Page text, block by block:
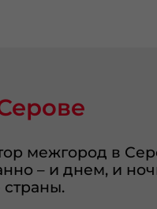
межгород в
– и днем, и